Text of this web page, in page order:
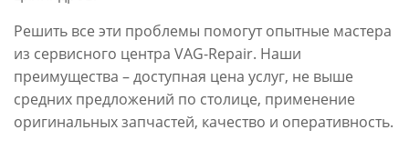
Решить все эти проблемы помогут опытные мастера
из сервисного центра VAG-Repair. Наши
преимущества – доступная цена услуг, не выше
средних предложений по столице, применение
оригинальных запчастей, качество и оперативность.